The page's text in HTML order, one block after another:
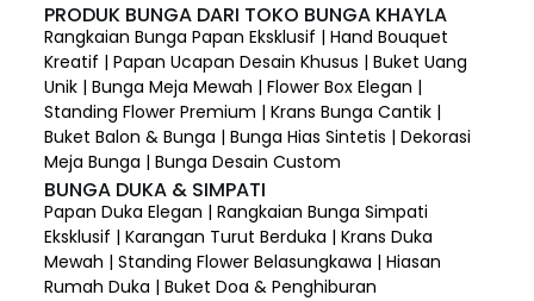
PRODUK BUNGA DARI TOKO BUNGA KHAYLA
Rangkaian Bunga Papan Eksklusif | Hand Bouquet
Kreatif | Papan Ucapan Desain Khusus | Buket Uang
Unik | Bunga Meja Mewah | Flower Box Elegan |
Standing Flower Premium | Krans Bunga Cantik |
Buket Balon & Bunga | Bunga Hias Sintetis | Dekorasi
Meja Bunga | Bunga Desain Custom
BUNGA DUKA & SIMPATI
Papan Duka Elegan | Rangkaian Bunga Simpati
Eksklusif | Karangan Turut Berduka | Krans Duka
Mewah | Standing Flower Belasungkawa | Hiasan
Rumah Duka | Buket Doa & Penghiburan